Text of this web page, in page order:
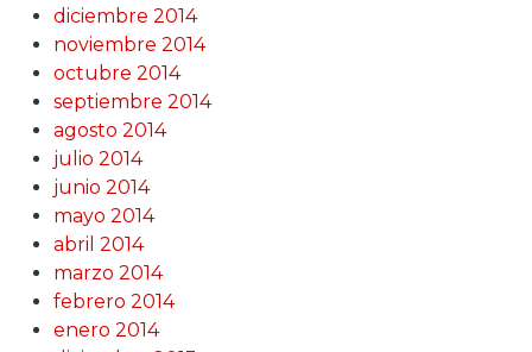
diciembre 2014
noviembre 2014
octubre 2014
septiembre 2014
agosto 2014
julio 2014
junio 2014
mayo 2014
abril 2014
marzo 2014
febrero 2014
enero 2014